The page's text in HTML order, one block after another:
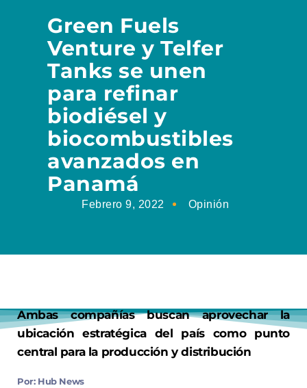
Green Fuels
Venture y Telfer
Tanks se unen
para refinar
biodiésel y
biocombustibles
avanzados en
Panamá
Febrero 9, 2022 Opinión
Ambas compañías buscan aprovechar la
ubicación estratégica del país como punto
central para la producción y distribución
Por: Hub News